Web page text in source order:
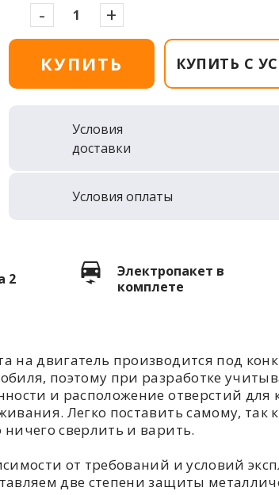
- +
КУПИТЬ КУПИТЬ С
Условия
доставки
Условия оплаты
2
Электропакет в
комплете
на двигатель производится под
поэтому при разработке
и расположение отверстий для
Легко поставить самому, так
ничего сверлить и варить.
от требований и условий
две степени защиты